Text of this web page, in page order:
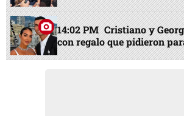
14:02 PM Cristiano y
con regalo que pidieron